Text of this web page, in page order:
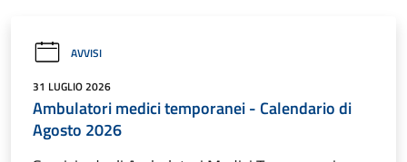
AVVISI
31 LUGLIO 2026
Ambulatori medici temporanei - Calendario di
Agosto 2026